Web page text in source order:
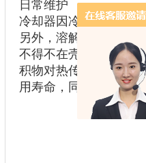
日常维护
冷却器因冷却水大多数
另外，溶解在冷却水
不得不在壳体外喷淋
积物对热传输的损失
用寿命，同时节约生